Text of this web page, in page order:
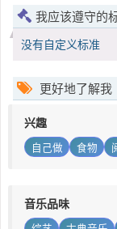
我应该遵守的
没有自定义标准
更好地了解我
兴趣
自己做 食物
音乐品味